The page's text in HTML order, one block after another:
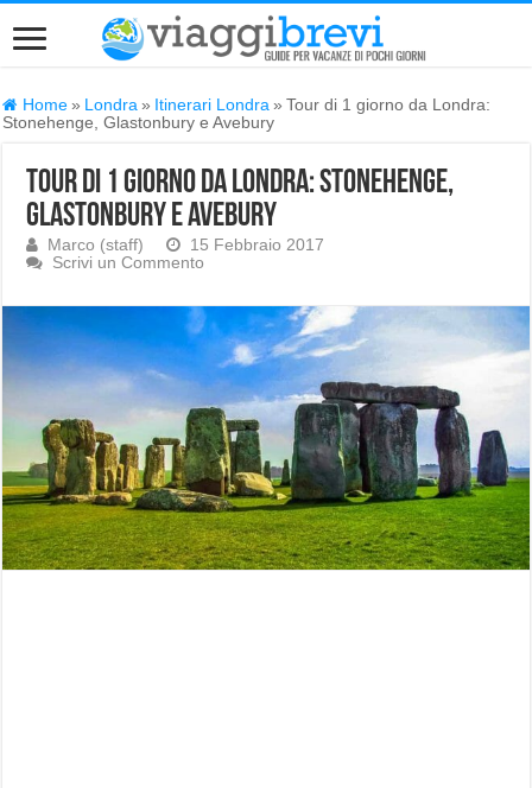
Home » Londra » Itinerari Londra » Tour di 1 giorno da Londra:
Stonehenge, Glastonbury e Avebury
Tour di 1 giorno da Londra: Stonehenge,
Glastonbury e Avebury
Marco (staff)
15 Febbraio 2017
Scrivi un Commento